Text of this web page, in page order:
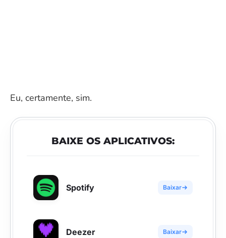
Eu, certamente, sim.
BAIXE OS APLICATIVOS:
Spotify Baixar
Deezer Baixar